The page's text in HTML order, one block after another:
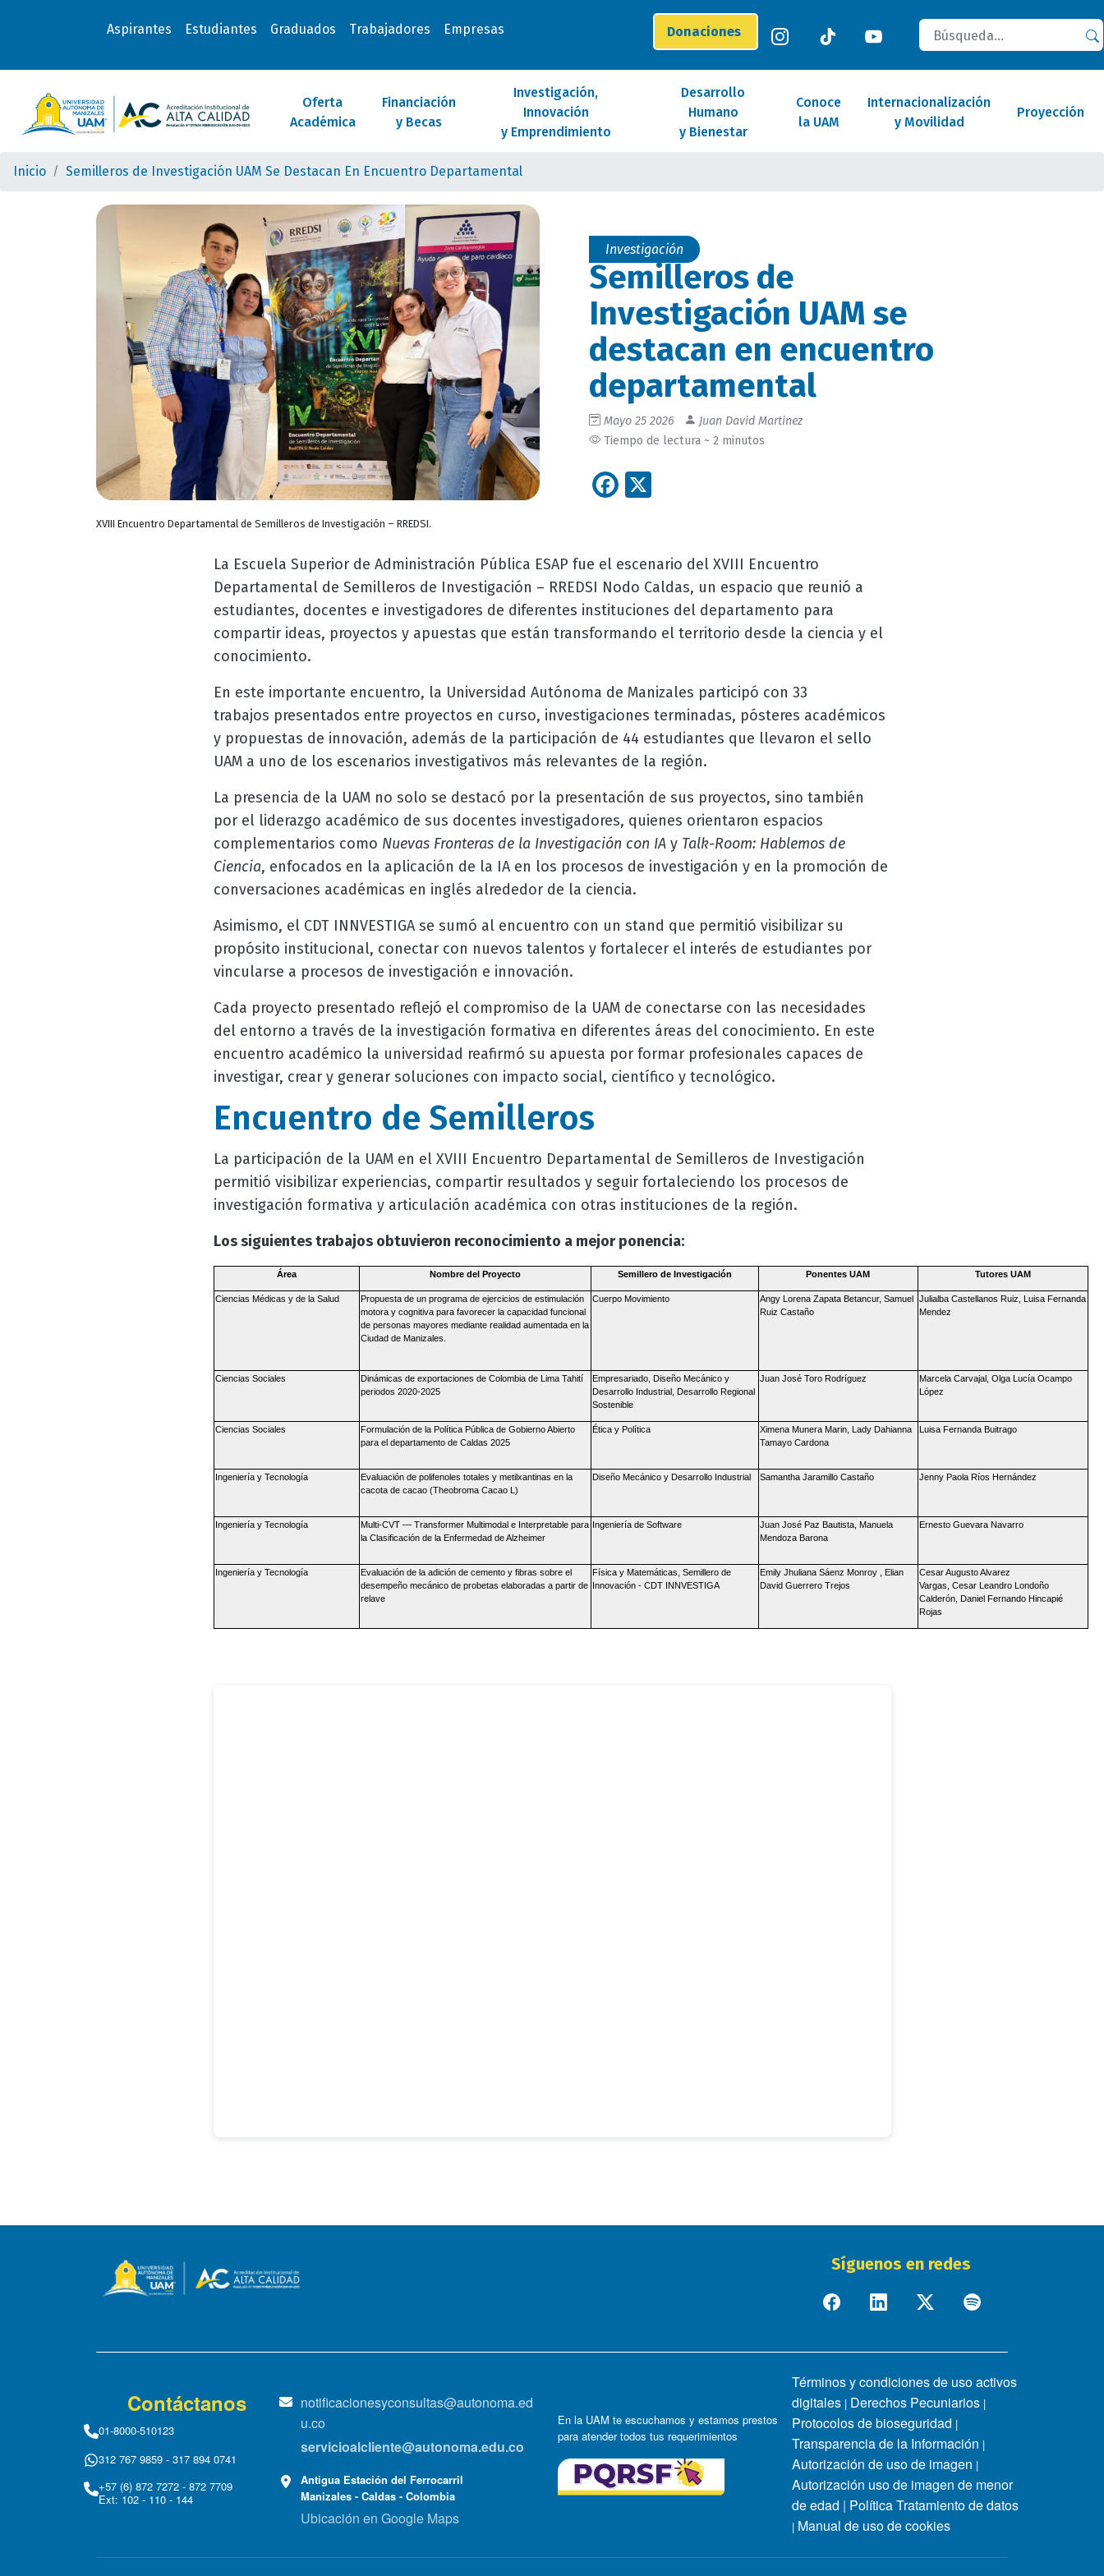
Aspirantes Estudiantes Graduados Trabajadores Empresas Donaciones
Buscar
Oferta
Académica
Financiación
y Becas
Investigación,
Innovación
y Emprendimiento
Desarrollo
Humano
y Bienestar
Conoce
la UAM
Internacionalización
y Movilidad
Proyección
Inicio Semilleros de Investigación UAM Se Destacan En Encuentro Departamental
XVIII Encuentro Departamental de Semilleros de Investigación – RREDSI.
Investigación
Semilleros de
Investigación UAM se
destacan en encuentro
departamental
Mayo 25 2026
Juan David Martinez
Tiempo de lectura ~ 2 minutos
Facebook
La Escuela Superior de Administración Pública ESAP fue el escenario del XVIII Encuentro
Departamental de Semilleros de Investigación – RREDSI Nodo Caldas, un espacio que reunió a
estudiantes, docentes e investigadores de diferentes instituciones del departamento para
compartir ideas, proyectos y apuestas que están transformando el territorio desde la ciencia y el
conocimiento.
En este importante encuentro, la Universidad Autónoma de Manizales participó con 33
trabajos presentados entre proyectos en curso, investigaciones terminadas, pósteres académicos
y propuestas de innovación, además de la participación de 44 estudiantes que llevaron el sello
UAM a uno de los escenarios investigativos más relevantes de la región.
La presencia de la UAM no solo se destacó por la presentación de sus proyectos, sino también
por el liderazgo académico de sus docentes investigadores, quienes orientaron espacios
complementarios como Nuevas Fronteras de la Investigación con IAy Talk-Room: Hablemos de
Ciencia, enfocados en la aplicación de la IA en los procesos de investigación y en la promoción de
conversaciones académicas en inglés alrededor de la ciencia.
Asimismo, el CDT INNVESTIGA se sumó al encuentro con un stand que permitió visibilizar su
propósito institucional, conectar con nuevos talentos y fortalecer el interés de estudiantes por
vincularse a procesos de investigación e innovación.
Cada proyecto presentado reflejó el compromiso de la UAM de conectarse con las necesidades
del entorno a través de la investigación formativa en diferentes áreas del conocimiento. En este
encuentro académico la universidad reafirmó su apuesta por formar profesionales capaces de
investigar, crear y generar soluciones con impacto social, científico y tecnológico.
Encuentro de Semilleros
La participación de la UAM en el XVIII Encuentro Departamental de Semilleros de Investigación
permitió visibilizar experiencias, compartir resultados y seguir fortaleciendo los procesos de
investigación formativa y articulación académica con otras instituciones de la región.
Los siguientes trabajos obtuvieron reconocimiento a mejor ponencia:
Área Nombre del Proyecto Semillero de Investigación Ponentes UAM Tutores UAM
Ciencias Médicas y de la Salud
Propuesta de un programa de ejercicios de estimulación
motora y cognitiva para favorecer la capacidad funcional
de personas mayores mediante realidad aumentada en la
Ciudad de Manizales.
Cuerpo Movimiento
Angy Lorena Zapata Betancur, Samuel
Ruiz Castaño
Julialba Castellanos Ruiz, Luisa Fernanda
Mendez
Ciencias Sociales
Dinámicas de exportaciones de Colombia de Lima Tahití
periodos 2020-2025
Empresariado, Diseño Mecánico y
Desarrollo Industrial, Desarrollo Regional
Sostenible
Juan José Toro Rodríguez
Marcela Carvajal, Olga Lucía Ocampo
López
Ciencias Sociales
Formulación de la Política Pública de Gobierno Abierto
para el departamento de Caldas 2025
Ética y Política
Ximena Munera Marin, Lady Dahianna
Tamayo Cardona
Luisa Fernanda Buitrago
Ingeniería y Tecnología
Evaluación de polifenoles totales y metilxantinas en la
cacota de cacao (Theobroma Cacao L)
Diseño Mecánico y Desarrollo Industrial Samantha Jaramillo Castaño Jenny Paola Ríos Hernández
Ingeniería y Tecnología
Multi-CVT — Transformer Multimodal e Interpretable para
la Clasificación de la Enfermedad de Alzheimer
Ingeniería de Software
Juan José Paz Bautista, Manuela
Mendoza Barona
Ernesto Guevara Navarro
Ingeniería y Tecnología
Evaluación de la adición de cemento y fibras sobre el
desempeño mecánico de probetas elaboradas a partir de
relave
Física y Matemáticas, Semillero de
Innovación - CDT INNVESTIGA
Emily Jhuliana Sáenz Monroy , Elian
David Guerrero Trejos
Cesar Augusto Alvarez
Vargas, Cesar Leandro Londoño
Calderón, Daniel Fernando Hincapié
Rojas
Síguenos en redes
Contáctanos
01-8000-510123
312 767 9859 - 317 894 0741
+57 (6) 872 7272 - 872 7709
Ext: 102 - 110 - 144
notificacionesyconsultas@autonoma.ed
u.co
servicioalcliente@autonoma.edu.co
Antigua Estación del Ferrocarril
Manizales - Caldas - Colombia
Ubicación en Google Maps
En la UAM te escuchamos y estamos prestos
para atender todos tus requerimientos
Términos y condiciones de uso activos
digitales | Derechos Pecuniarios |
Protocolos de bioseguridad |
Transparencia de la Información |
Autorización de uso de imagen |
Autorización uso de imagen de menor
de edad | Política Tratamiento de datos
| Manual de uso de cookies